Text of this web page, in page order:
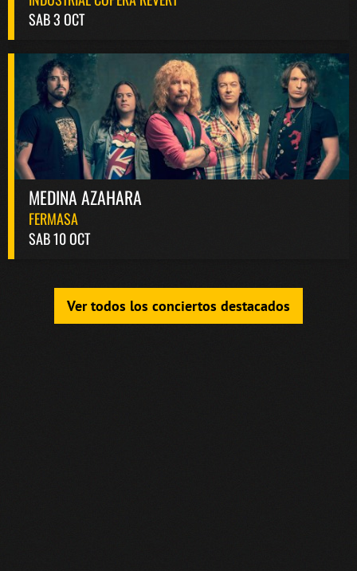
SAB 3 OCT
MEDINA AZAHARA
FERMASA
SAB 10 OCT
Ver todos los conciertos destacados